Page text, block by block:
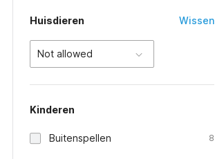
Huisdieren Wissen
Not allowed
Kinderen
Buitenspellen 8